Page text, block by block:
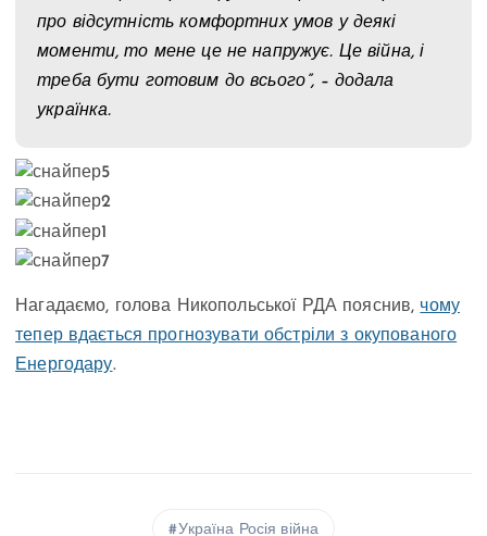
про відсутність комфортних умов у деякі
моменти, то мене це не напружує. Це війна, і
треба бути готовим до всього”, – додала
українка.
Нагадаємо, голова Никопольської РДА пояснив, чому
тепер вдається прогнозувати обстріли з окупованого
Енергодару.
Україна Росія війна